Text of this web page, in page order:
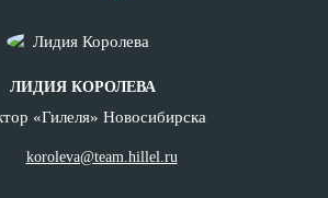
ЛИДИЯ КОРОЛЕВА
«Гилеля» Новосибирска
koroleva@team.hillel.ru